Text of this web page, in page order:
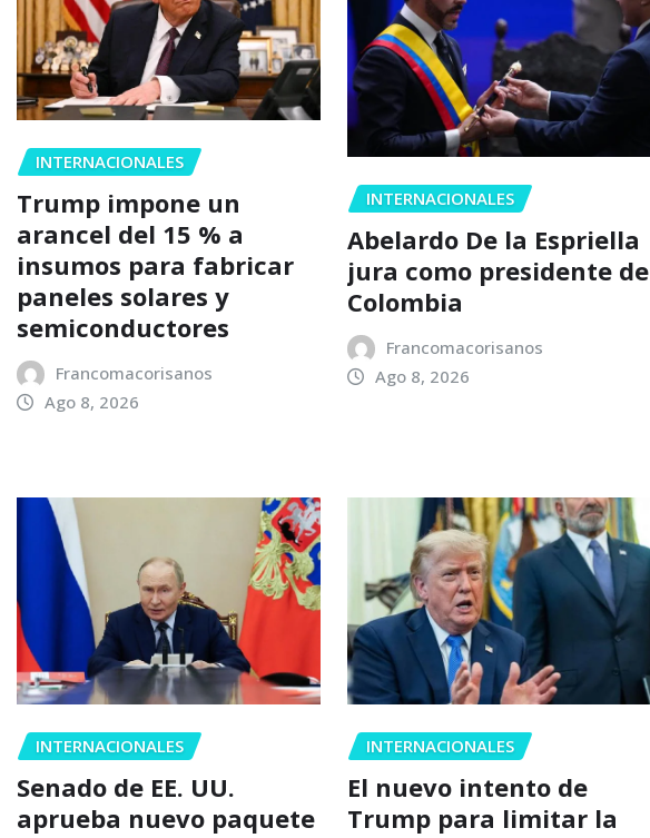
INTERNACIONALES
Trump impone un
arancel del 15 % a
insumos para fabricar
paneles solares y
semiconductores
Francomacorisanos
Ago 8, 2026
INTERNACIONALES
Abelardo De la Espriella
jura como presidente de
Colombia
Francomacorisanos
Ago 8, 2026
INTERNACIONALES
Senado de EE. UU.
aprueba nuevo paquete
INTERNACIONALES
El nuevo intento de
Trump para limitar la